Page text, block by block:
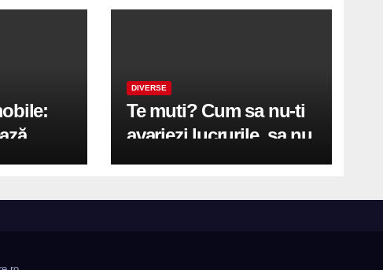
DIVERSE
Te muti? Cum sa nu-ti
avariezi lucrurile, sa nu
zgarii podeaua sau sa